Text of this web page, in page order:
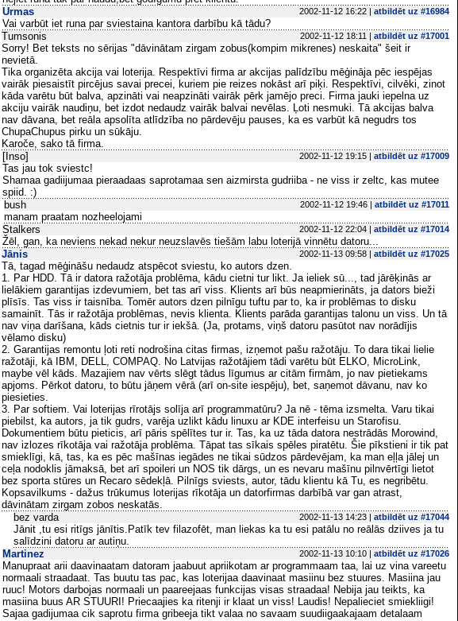
Urmas
2002-11-12 16:22 | atbildēt uz #16984
Vai varbūt iet runa par sviestaina kantora darbību kā tādu?
Tumsonis
2002-11-12 18:11 | atbildēt uz #17001
Sorry! Bet teksts no sērijas "dāvinātam zirgam zobus(kompim mikrenes) neskaita" šeit ir
nevietā.
Tika organizēta akcija vai loterija. Respektīvi firma ar akcijas palīdzību mēģināja pēc iespējas
vairāk piesaistīt pircējus savai precei, kuriem pie reizes nokāst arī piķi. Respektīvi, cilvēki, zinot
kāda varētu būt balva, apzināti vai neapzināti vairāk pērk jamējo preci. Firma jauki iepelna uz
akciju vairāk naudiņu, bet izdot nedaudz vairāk balvai nevēlas. Ļoti nesmuki. Tā akcijas balva
nav dāvana, bet reāla apsolīta atlīdzība no pārdevēju pauses, ka es varbūt kā negudrs tos
ChupaChupus pirku un sūkāju.
Karoče, sako tā firma.
[Inso]
2002-11-12 19:15 | atbildēt uz #17009
Tas jau tok sviestc!
Shamaa gadiijumaa pieraadaas saprotamaa sen aizmirsta gudriiba - ne viss ir zeltc, kas mutee
spiid. :)
bush
2002-11-12 19:46 | atbildēt uz #17011
manam praatam nozheelojami
Stalkers
2002-11-12 22:04 | atbildēt uz #17014
Žēl, gan, ka neviens nekad nekur neuzslavēs tiešām labu loterijā vinnētu datoru...
Jānis
2002-11-13 09:58 | atbildēt uz #17025
Tā, tagad mēģināšu nedaudz atspēcot sviestu, ko autors dzen.
1. Par HDD. Tā ir datora ražotāja problēma, kādu cietni tur likt. Ja ieliek sū..., tad jārēķinās ar
lielākiem garantijas izdevumiem, bet tas arī viss. Klients arī būs neapmierināts, ja dators bieži
plīsīs. Tas viss ir taisnība. Tomēr autors dzen pilnīgu tuftu par to, ka ir problēmas to disku
samainīt. Tās ir ražotāja problēmas, nevis klienta. Klients parāda garantijas talonu un viss. Un tā
nav viņa darīšana, kāds cietnis tur ir iekšā. (Ja, protams, viņš datoru pasūtot nav norādījis
vēlamo disku)
2. Garantijas remontu ļoti reti nodrošina citas firmas, izņemot pašu ražotāju. To dara tikai lielie
ražotāji, kā IBM, DELL, COMPAQ. No Latvijas ražotājiem tādi varētu būt ELKO, MicroLink,
maybe vēl kāds. Mazajiem nav vērts slēgt tādus līgumus ar citām firmām, jo nav pietiekams
apjoms. Pērkot datoru, to būtu jāņem vērā (arī on-site iespēju), bet, saņemot dāvanu, nav ko
piesieties.
3. Par softiem. Vai loterijas rīrotājs solīja arī programmatūru? Ja nē - tēma izsmelta. Varu tikai
piebilst, ka autors, ja tik gudrs, varēja uzlikt kādu linuxu ar KDE interfeisu un Starofisu.
Dokumentiem būtu pieticis, arī pāris spēlītes tur ir. Tas, ka uz tāda datora nestrādās Morowind,
nav izlozes rīkotāja vai ražotāja problēma. Tāpat tas sīkais spēles piratētu. Šie pīkstieni ir tik pat
smieklīgi, kā, tas, ka es pēc mašīnas iegādes ne tikai sūdzos pārdevējam, ka man eļļa jālej un
ceļa nodoklis jāmaksā, bet arī spoileri un NOS tik dārgs, un es nevaru mašīnu pilnvērtīgi lietot
bez sporta stūres un Recaro sēdekļā. Pilnīgs sviests, autor, tādu klientu kā Tu, es negribētu.
Kopsavilkums - dažus trūkumus loterijas rīkotāja un datorfirmas darbībā var gan atrast,
dāvinātam zirgam zobos neskatās.
bez varda
2002-11-13 14:23 | atbildēt uz #17044
Jānit ,tu esi ritīgs jānītis.Patīk tev filazofēt, man liekas ka tu esi patālu no reālās dziives ja tu
salīdzini datoru ar autiņu.
Martinez
2002-11-13 10:10 | atbildēt uz #17026
Manupraat arii daavinaatam datoram jaabuut apriikotam ar programmaam taa, lai uz vina vareetu
normaali straadaat. Tas buutu tas pac, kas loterijaa daavinaat masiinu bez stuures. Masiina jau
ruuc! Motors darbojas normaali un paareejaas funkcijas visas straadaa! Nebija jau teikts, ka
masiina buus AR STUURI! Priecaajies ka ritenji ir klaat un viss! Laudis! Nepalieciet smiekliigi!
Sajaa gadijumaa cik saprotu firma gribeeja tikt valaa no savaam suudiigaakajaam detalaam